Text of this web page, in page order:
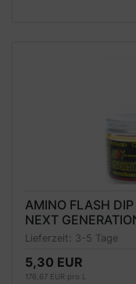
AMINO FLASH
NEXT
Lieferzeit: 3-5 Tage
5,30 EUR
176,67 EUR pro L